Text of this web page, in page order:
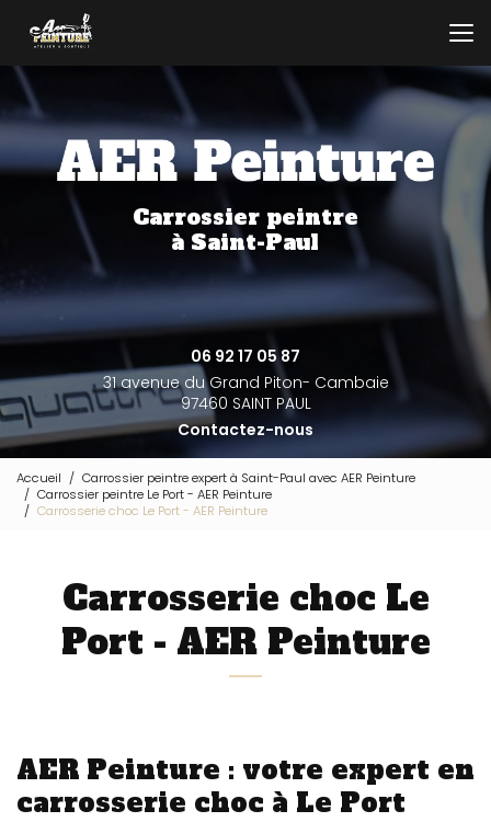
contenu
principal
Carrossier peintre
à Saint-Paul
06 92 17 05 87
31 avenue du Grand Piton- Cambaie
97460 SAINT PAUL
Contactez-nous
Accueil
Carrossier peintre expert à Saint-Paul avec AER Peinture
Carrossier peintre Le Port - AER Peinture
Carrosserie choc Le Port - AER Peinture
Carrosserie choc Le
Port - AER Peinture
AER Peinture : votre expert en
carrosserie choc à Le Port